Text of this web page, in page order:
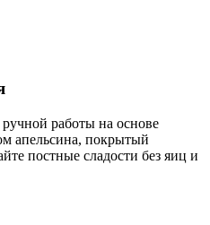
работы на основе
апельсина, покрытый
постные сладости без яиц и